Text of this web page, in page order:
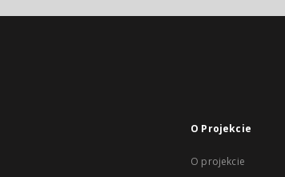
O Projekcie
O projekcie